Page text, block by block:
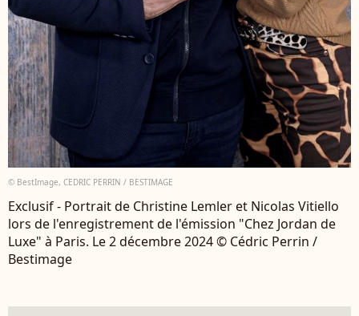
© BestImage, CEDRIC PERRIN / BESTIMAGE
Exclusif - Portrait de Christine Lemler et Nicolas Vitiello
lors de l'enregistrement de l'émission "Chez Jordan de
Luxe" à Paris. Le 2 décembre 2024 © Cédric Perrin /
Bestimage